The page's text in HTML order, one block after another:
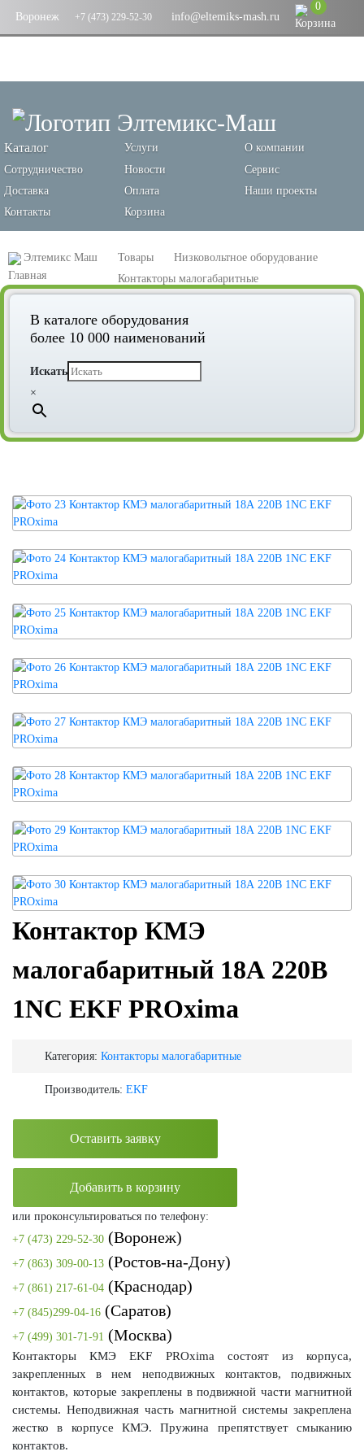
Воронеж +7 (473) 229-52-30 info@eltemiks-mash.ru
0
Каталог Услуги
О компании
Сотрудничество
Новости
Сервис
Доставка
Оплата
Наши проекты
Контакты
Корзина
Элтемикс Маш Товары
Низковольтное оборудование
Контакторы малогабаритные
Контактор КМЭ малогабаритный 18А 220В 1NC EKF PROxima
В каталоге оборудования
более 10 000 наименований
Искать
×
Контактор КМЭ
малогабаритный 18А 220В
1NC EKF PROxima
Категория: Контакторы малогабаритные
Производитель: EKF
Оставить заявку
Добавить в корзину
или проконсультироваться по телефону:
+7 (473) 229-52-30 (Воронеж)
+7 (863) 309-00-13 (Ростов-на-Дону)
+7 (861) 217-61-04 (Краснодар)
+7 (845)299-04-16 (Саратов)
+7 (499) 301-71-91 (Москва)
Контакторы КМЭ EKF PROxima состоят из корпуса,
закрепленных в нем неподвижных контактов, подвижных
контактов, которые закреплены в подвижной части магнитной
системы. Неподвижная часть магнитной системы закреплена
жестко в корпусе КМЭ. Пружина препятствует смыканию
контактов.